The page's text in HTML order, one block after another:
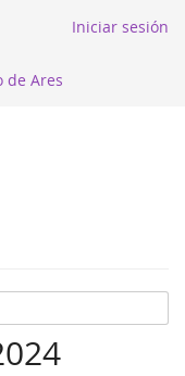
Iniciar sesión
de Ares